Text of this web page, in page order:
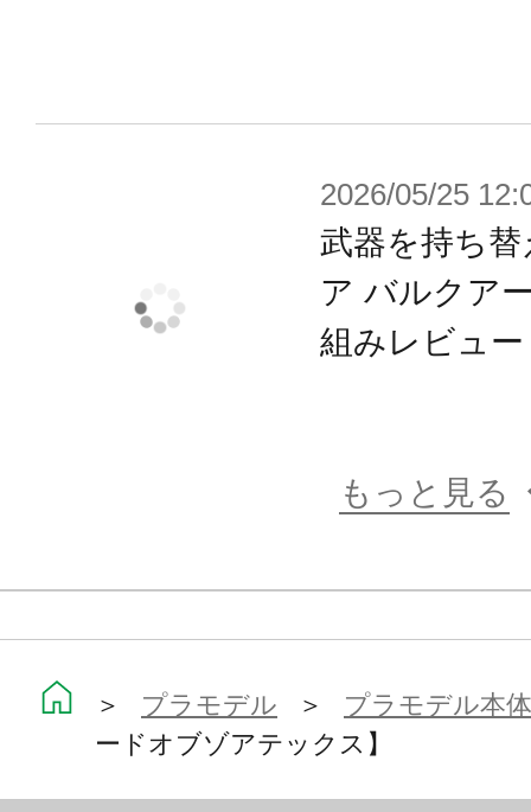
類はどれも十分に強力だが再現性が
べた2機との大きな違いである。
さらに、本項で紹介した外部装甲を
L.O.Z.というヘキサギアの一部にす
パルスであったがL.O.Z.が誕生した
無い旧式の兵器”という扱いとなっ
ラインが残したレイブレード・イン
2026/05/25
武器を持ち
ア バルクア
組みレビュー
もっと見る
＞ プラモデル ＞ プラモデル本体
ードオブゾアテックス】